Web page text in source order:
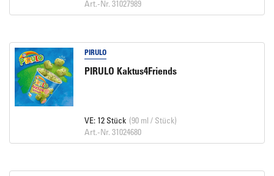
Art.-Nr. 31027989
PIRULO
PIRULO Kaktus4Friends
VE: 12 Stück (90 ml / Stück)
Art.-Nr. 31024680